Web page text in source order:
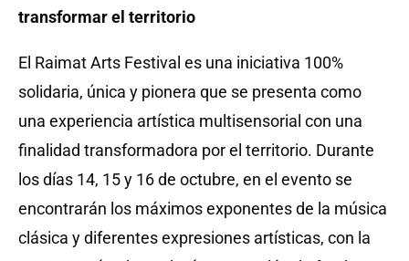
transformar el territorio
El Raimat Arts Festival es una iniciativa 100%
solidaria, única y pionera que se presenta como
una experiencia artística multisensorial con una
finalidad transformadora por el territorio. Durante
los días 14, 15 y 16 de octubre, en el evento se
encontrarán los máximos exponentes de la música
clásica y diferentes expresiones artísticas, con la